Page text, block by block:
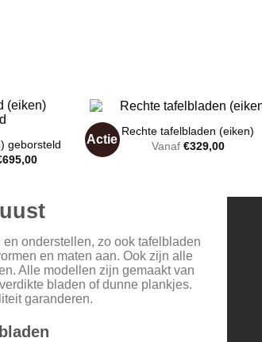
geborsteld
695,00Huidige
Actie
Rechte tafelbladen (eiken)
Vanaf €329,00
onderstellen, zo ook tafelbladen
en maten aan. Ook zijn alle
Alle modellen zijn gemaakt van
bladen of dunne plankjes.
garanderen.